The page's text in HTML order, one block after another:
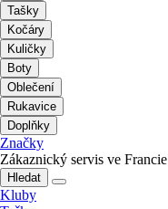
Tašky
Kočáry
Kuličky
Boty
Oblečení
Rukavice
Doplňky
Značky
Zákaznický servis ve Francie
Hledat
Kluby